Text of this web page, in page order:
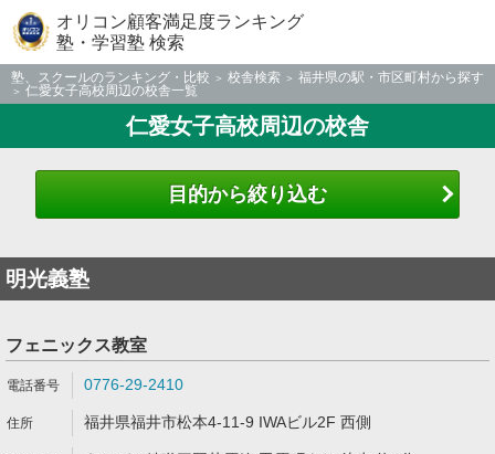
オリコン顧客満足度ランキング
塾・学習塾 検索
塾、スクールのランキング・比較 校舎検索
福井県の駅・市区町村から探す
仁愛女子高校周辺の校舎一覧
仁愛女子高校周辺の校舎
目的から絞り込む
明光義塾
フェニックス教室
0776-29-2410
福井県福井市松本4-11-9 IWAビル2F 西側